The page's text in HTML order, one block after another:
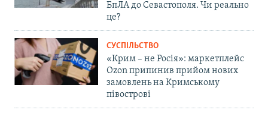
БпЛА до Севастополя. Чи реально
це?
СУСПІЛЬСТВО
«Крим – не Росія»: маркетплейс
Ozon припинив прийом нових
замовлень на Кримському
півострові